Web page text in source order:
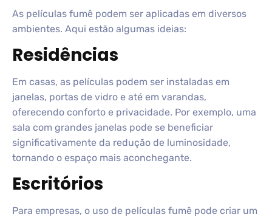
As películas fumê podem ser aplicadas em diversos
ambientes. Aqui estão algumas ideias:
Residências
Em casas, as películas podem ser instaladas em
janelas, portas de vidro e até em varandas,
oferecendo conforto e privacidade. Por exemplo, uma
sala com grandes janelas pode se beneficiar
significativamente da redução de luminosidade,
tornando o espaço mais aconchegante.
Escritórios
Para empresas, o uso de películas fumê pode criar um